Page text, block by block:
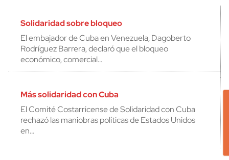
Solidaridad sobre bloqueo
El embajador de Cuba en Venezuela, Dagoberto
Rodríguez Barrera, declaró que el bloqueo
económico, comercial…
Más solidaridad con Cuba
El Comité Costarricense de Solidaridad con Cuba
rechazó las maniobras políticas de Estados Unidos
en…